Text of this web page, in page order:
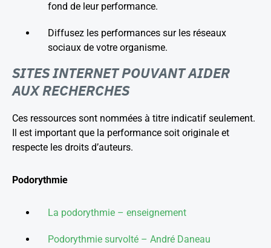
fond de leur performance.
Diffusez les performances sur les réseaux
sociaux de votre organisme.
SITES INTERNET POUVANT AIDER
AUX RECHERCHES
Ces ressources sont nommées à titre indicatif seulement.
Il est important que la performance soit originale et
respecte les droits d’auteurs.
Podorythmie
La podorythmie – enseignement
Podorythmie survolté – André Daneau